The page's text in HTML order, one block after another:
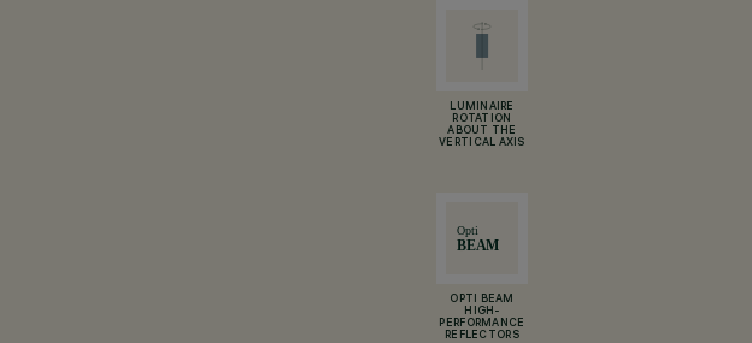
LUMINAIRE
ROTATION
ABOUT THE
VERTICAL AXIS
OPTI BEAM
HIGH-
PERFORMANCE
REFLECTORS